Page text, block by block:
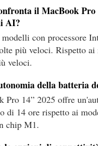
il MacBook
AI?
con processore
più veloci. Rispetto
veloci.
della batteria
Pro 14” 2025 offre
di 14 ore rispetto ai
chip M1.